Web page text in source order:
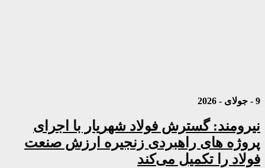
9 - جولای - 2026
نیرومند: گسترش فولاد شهریار با اجرای
پروژه های راهبردی زنجیره ارزش صنعت
فولاد را تکمیل می‌کند